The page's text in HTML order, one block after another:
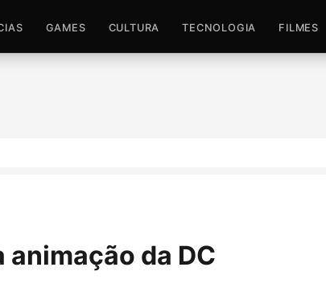
GAMES CULTURA TECNOLOGIA FILMES
animação da DC